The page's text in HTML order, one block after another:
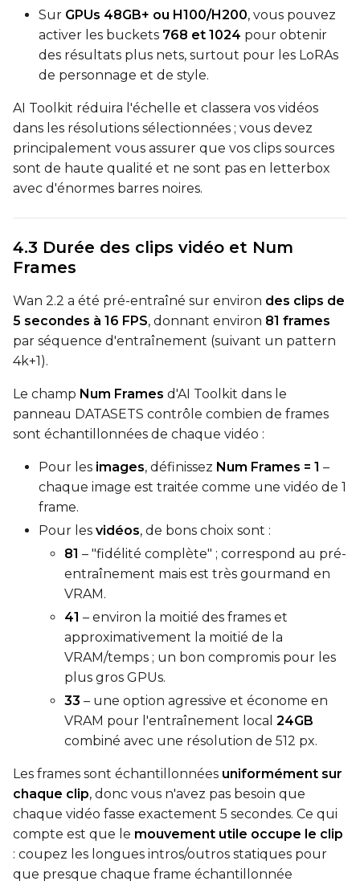
Seed
Prompt
Height
Width
Height
Prompt
Sur GPUs 48GB+ ou H100/H200, vous pouvez
activer les buckets 768 et 1024 pour obtenir
des résultats plus nets, surtout pour les LoRAs
de personnage et de style.
AI Toolkit réduira l'échelle et classera vos vidéos
dans les résolutions sélectionnées ; vous devez
principalement vous assurer que vos clips sources
sont de haute qualité et ne sont pas en letterbox
avec d'énormes barres noires.
4.3 Durée des clips vidéo et Num
Frames
Wan 2.2 a été pré-entraîné sur environ des clips de
5 secondes à 16 FPS, donnant environ 81 frames
par séquence d'entraînement (suivant un pattern
4k+1).
Le champ Num Frames d'AI Toolkit dans le
panneau DATASETS contrôle combien de frames
sont échantillonnées de chaque vidéo :
Pour les images, définissez Num Frames = 1 –
chaque image est traitée comme une vidéo de 1
frame.
Pour les vidéos, de bons choix sont :
81 – "fidélité complète" ; correspond au pré-
entraînement mais est très gourmand en
VRAM.
41 – environ la moitié des frames et
approximativement la moitié de la
VRAM/temps ; un bon compromis pour les
plus gros GPUs.
33 – une option agressive et économe en
VRAM pour l'entraînement local 24GB
combiné avec une résolution de 512 px.
Les frames sont échantillonnées uniformément sur
chaque clip, donc vous n'avez pas besoin que
chaque vidéo fasse exactement 5 secondes. Ce qui
compte est que le mouvement utile occupe le clip
: coupez les longues intros/outros statiques pour
que presque chaque frame échantillonnée